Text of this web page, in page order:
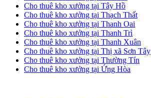
Cho thuê kho xưởng tại Tây Hồ
Cho thuê kho xưởng tại Thạch Thất
Cho thuê kho xưởng tại Thanh Oai
Cho thuê kho xưởng tại Thanh Trì
Cho thuê kho xưởng tại Thanh Xuân
Cho thuê kho xưởng tại Thị xã Sơn Tây
Cho thuê kho xưởng tại Thường Tín
Cho thuê kho xưởng tại Ứng Hòa